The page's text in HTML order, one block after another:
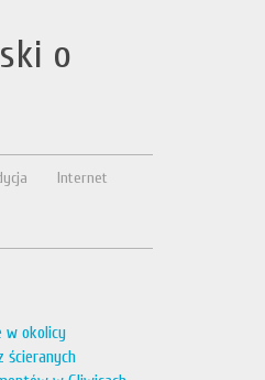
o
Internet
w okolicy
ścieranych